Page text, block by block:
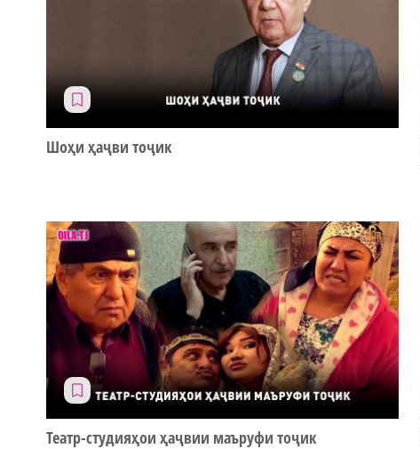
Шоҳи ҳаҷви тоҷик
Театр-студияҳои ҳаҷвии маъруфи тоҷик